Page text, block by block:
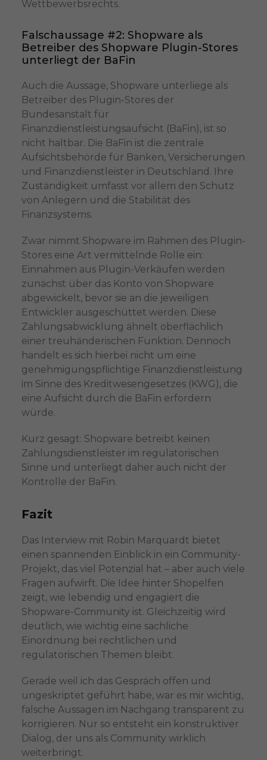
Wettbewerbsrechts.
Falschaussage #2: Shopware als
Betreiber des Shopware Plugin-Stores
unterliegt der BaFin
Auch die Aussage, Shopware unterliege als
Betreiber des Plugin-Stores der
Bundesanstalt für
Finanzdienstleistungsaufsicht (BaFin), ist so
nicht haltbar. Die BaFin ist die zentrale
Aufsichtsbehörde für Banken, Versicherungen
und Finanzdienstleister in Deutschland. Ihre
Zuständigkeit umfasst vor allem den Schutz
von Anlegern und die Stabilität des
Finanzsystems.
Zwar nimmt Shopware im Rahmen des Plugin-
Stores eine Art vermittelnde Rolle ein:
Einnahmen aus Plugin-Verkäufen werden
zunächst über das Konto von Shopware
abgewickelt, bevor sie an die jeweiligen
Entwickler ausgeschüttet werden. Diese
Zahlungsabwicklung ähnelt oberflächlich
einer treuhänderischen Funktion. Dennoch
handelt es sich hierbei nicht um eine
genehmigungspflichtige Finanzdienstleistung
im Sinne des Kreditwesengesetzes (KWG), die
eine Aufsicht durch die BaFin erfordern
würde.
Kurz gesagt: Shopware betreibt keinen
Zahlungsdienstleister im regulatorischen
Sinne und unterliegt daher auch nicht der
Kontrolle der BaFin.
Fazit
Das Interview mit Robin Marquardt bietet
einen spannenden Einblick in ein Community-
Projekt, das viel Potenzial hat – aber auch viele
Fragen aufwirft. Die Idee hinter Shopelfen
zeigt, wie lebendig und engagiert die
Shopware-Community ist. Gleichzeitig wird
deutlich, wie wichtig eine sachliche
Einordnung bei rechtlichen und
regulatorischen Themen bleibt.
Gerade weil ich das Gespräch offen und
ungeskriptet geführt habe, war es mir wichtig,
falsche Aussagen im Nachgang transparent zu
korrigieren. Nur so entsteht ein konstruktiver
Dialog, der uns als Community wirklich
weiterbringt.